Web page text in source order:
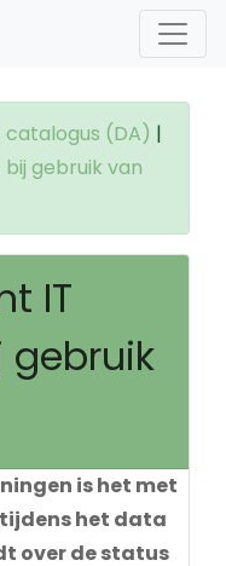
(DA) |
gebruik van
IT
is het met
het data
over de status